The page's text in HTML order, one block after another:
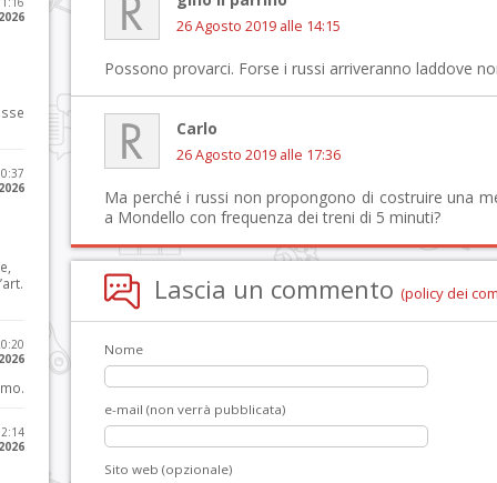
26 Agosto 2019 alle 14:15
Possono provarci. Forse i russi arriveranno laddove
Carlo
26 Agosto 2019 alle 17:36
Ma perché i russi non propongono di costruire una
a Mondello con frequenza dei treni di 5 minuti?
Lascia un commento (policy dei
Nome
e-mail (non verrà pubblicata)
Sito web (opzionale)